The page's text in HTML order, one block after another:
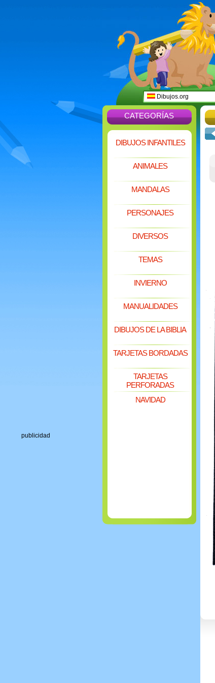
publicidad
Dibujos.org
CATEGORÍAS
DIBUJOS INFANTILES
ANIMALES
MANDALAS
PERSONAJES
DIVERSOS
TEMAS
INVIERNO
MANUALIDADES
DIBUJOS DE LA BIBLIA
TARJETAS BORDADAS
TARJETAS
PERFORADAS
NAVIDAD